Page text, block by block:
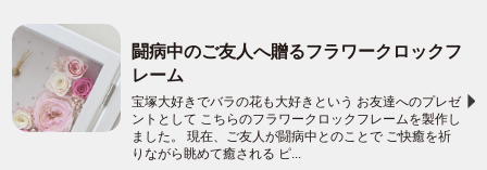
闘病中のご友人へ贈るフラワークロックフ
レーム
宝塚大好きでバラの花も大好きという お友達へのプレゼ
ントとして こちらのフラワークロックフレームを製作し
ました。 現在、ご友人が闘病中とのことで ご快癒を祈
りながら眺めて癒される ピ...